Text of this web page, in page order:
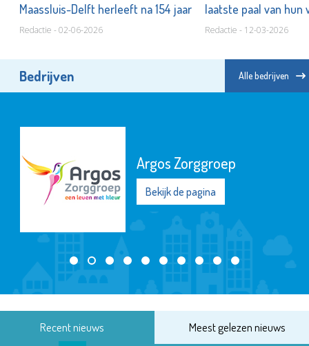
Maassluis-Delft herleeft na 154 jaar
Redactie - 02-06-2026
laatste paal van hun
Vogelrijk
Redactie - 12-03-2026
Bedrijven Alle bedrijven
Argos Zorggroep
Bekijk de pagina
Recent nieuws Meest gelezen nieuws